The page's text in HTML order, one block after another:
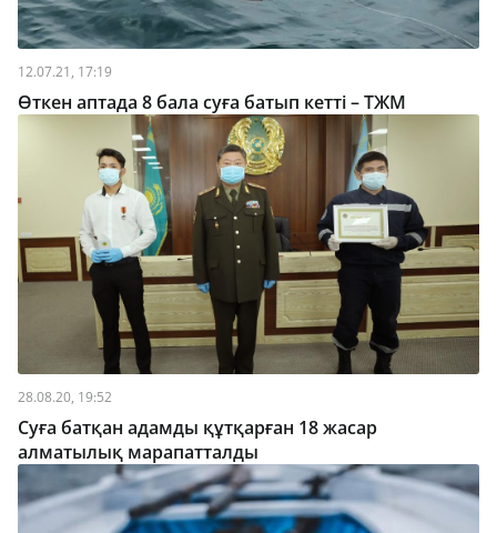
12.07.21, 17:19
Өткен аптада 8 бала суға батып кетті – ТЖМ
28.08.20, 19:52
Суға батқан адамды құтқарған 18 жасар
алматылық марапатталды